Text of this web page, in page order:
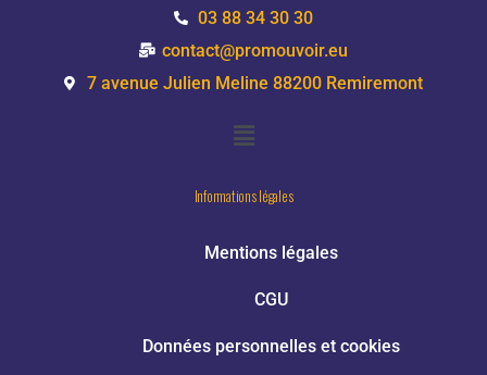
03 88 34 30 30
contact@promouvoir.eu
7 avenue Julien Meline 88200 Remiremont
Informations légales
Mentions légales
CGU
Données personnelles et cookies